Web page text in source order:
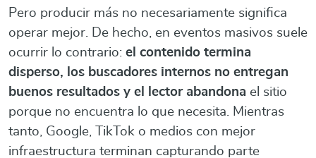
Pero producir más no necesariamente significa
operar mejor. De hecho, en eventos masivos suele
ocurrir lo contrario: el contenido termina
disperso, los buscadores internos no entregan
buenos resultados y el lector abandona el sitio
porque no encuentra lo que necesita. Mientras
tanto, Google, TikTok o medios con mejor
infraestructura terminan capturando parte